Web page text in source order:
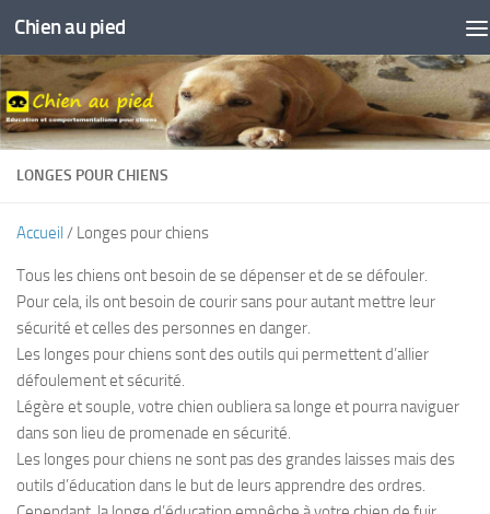
Skip to content
Chien au pied
LONGES POUR CHIENS
Accueil / Longes pour chiens
Tous les chiens ont besoin de se dépenser et de se défouler.
Pour cela, ils ont besoin de courir sans pour autant mettre leur
sécurité et celles des personnes en danger.
Les longes pour chiens sont des outils qui permettent d’allier
défoulement et sécurité.
Légère et souple, votre chien oubliera sa longe et pourra naviguer
dans son lieu de promenade en sécurité.
Les longes pour chiens ne sont pas des grandes laisses mais des
outils d’éducation dans le but de leurs apprendre des ordres.